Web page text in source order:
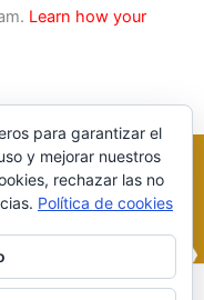
Learn how your
para garantizar el
y mejorar nuestros
rechazar las no
Política de cookies